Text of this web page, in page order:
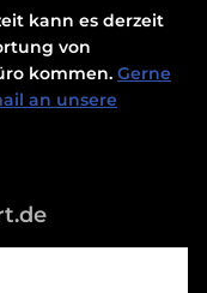
kann es derzeit
von
kommen. Gerne
an unsere